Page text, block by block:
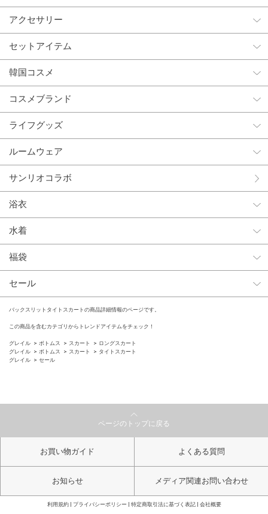
アクセサリー
セットアイテム
韓国コスメ
コスメブランド
ライフグッズ
ルームウェア
サンリオコラボ
浴衣
水着
福袋
セール
バックスリットタイトスカートの商品詳細情報のページです。
この商品を含むカテゴリからトレンドアイテムをチェック！
グレイル ボトムス スカート
ロングスカート
グレイル
ボトムス スカート
タイトスカート
グレイル
セール
ページのトップに戻る
お買い物ガイド よくある質問
お知らせ メディア関連お問い合わせ
利用規約 プライバシーポリシー 特定商取引法に基づく表記 会社概要